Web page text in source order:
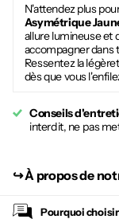
N'attendez plus
Asymétrique
allure lumineuse et
accompagner dans
Ressentez la
dès que vous
Conseils
interdit, ne pas
↪︎À propos de
Pourquoi